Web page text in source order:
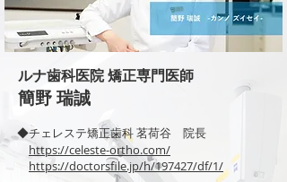
ルナ歯科医院 矯正専門医師
簡野 瑞誠
​◆チェレステ矯正歯科 茗荷谷 院長
https://celeste-ortho.com/
https://doctorsfile.jp/h/197427/df/1/